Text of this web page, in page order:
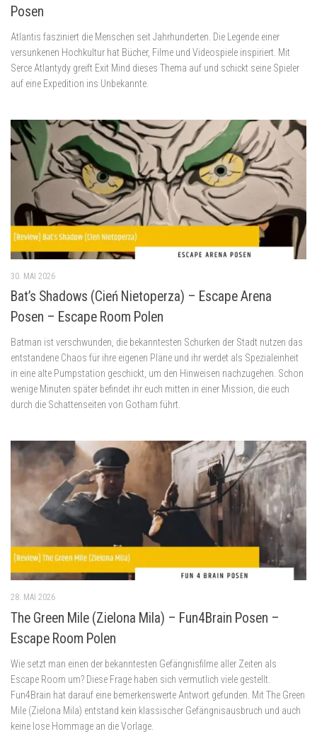
Posen
Atlantis fasziniert die Menschen seit Jahrhunderten. Die Legende einer
versunkenen Hochkultur hat Bücher, Filme und Videospiele inspiriert. Mit
Serce Atlantydy greift Exit Mind dieses Thema auf und schickt seine Spieler
auf eine Expedition ins Unbekannte.
30. MAI 2026
Bat’s Shadows (Cień Nietoperza) – Escape Arena
Posen – Escape Room Polen
Batman ist verschwunden, die bekanntesten Schurken der Stadt nutzen das
entstandene Chaos für ihre eigenen Pläne und ihr werdet als Spezialeinheit
in eine alte Pumpstation geschickt, um den Hinweisen nachzugehen. Schon
wenige Minuten später befindet ihr euch mitten in einer Mission, die euch
durch die Schattenseiten von Gotham führt.
28. MAI 2026
The Green Mile (Zielona Mila) – Fun4Brain Posen –
Escape Room Polen
Wie setzt man einen der bekanntesten Gefängnisfilme aller Zeiten als
Escape Room um? Diese Frage haben sich vermutlich viele gestellt.
Fun4Brain hat darauf eine bemerkenswerte Antwort gefunden. Mit The Green
Mile (Zielona Mila) entstand kein klassischer Gefängnisausbruch und auch
keine lose Hommage an die Vorlage.